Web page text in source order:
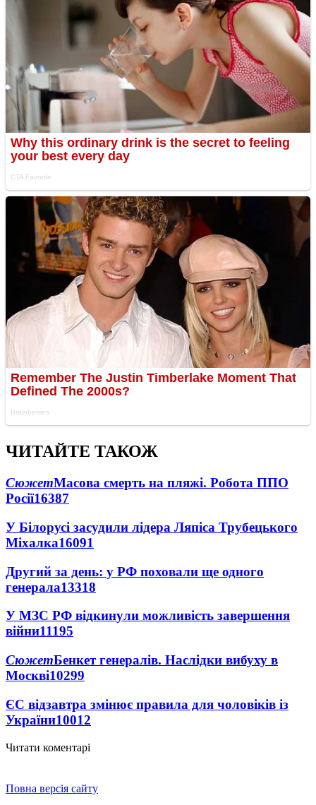
ЧИТАЙТЕ ТАКОЖ
СюжетМасова смерть на пляжі. Робота ППО
Росії16387
У Білорусі засудили лідера Ляпіса Трубецького
Міхалка16091
Другий за день: у РФ поховали ще одного
генерала13318
У МЗС РФ відкинули можливість завершення
війни11195
СюжетБенкет генералів. Наслідки вибуху в
Москві10299
ЄС відзавтра змінює правила для чоловіків із
України10012
Читати коментарі
Повна версія сайту